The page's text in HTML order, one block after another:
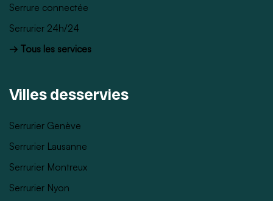
Serrure connectée
Serrurier 24h/24
→ Tous les services
Villes desservies
Serrurier Genève
Serrurier Lausanne
Serrurier Montreux
Serrurier Nyon